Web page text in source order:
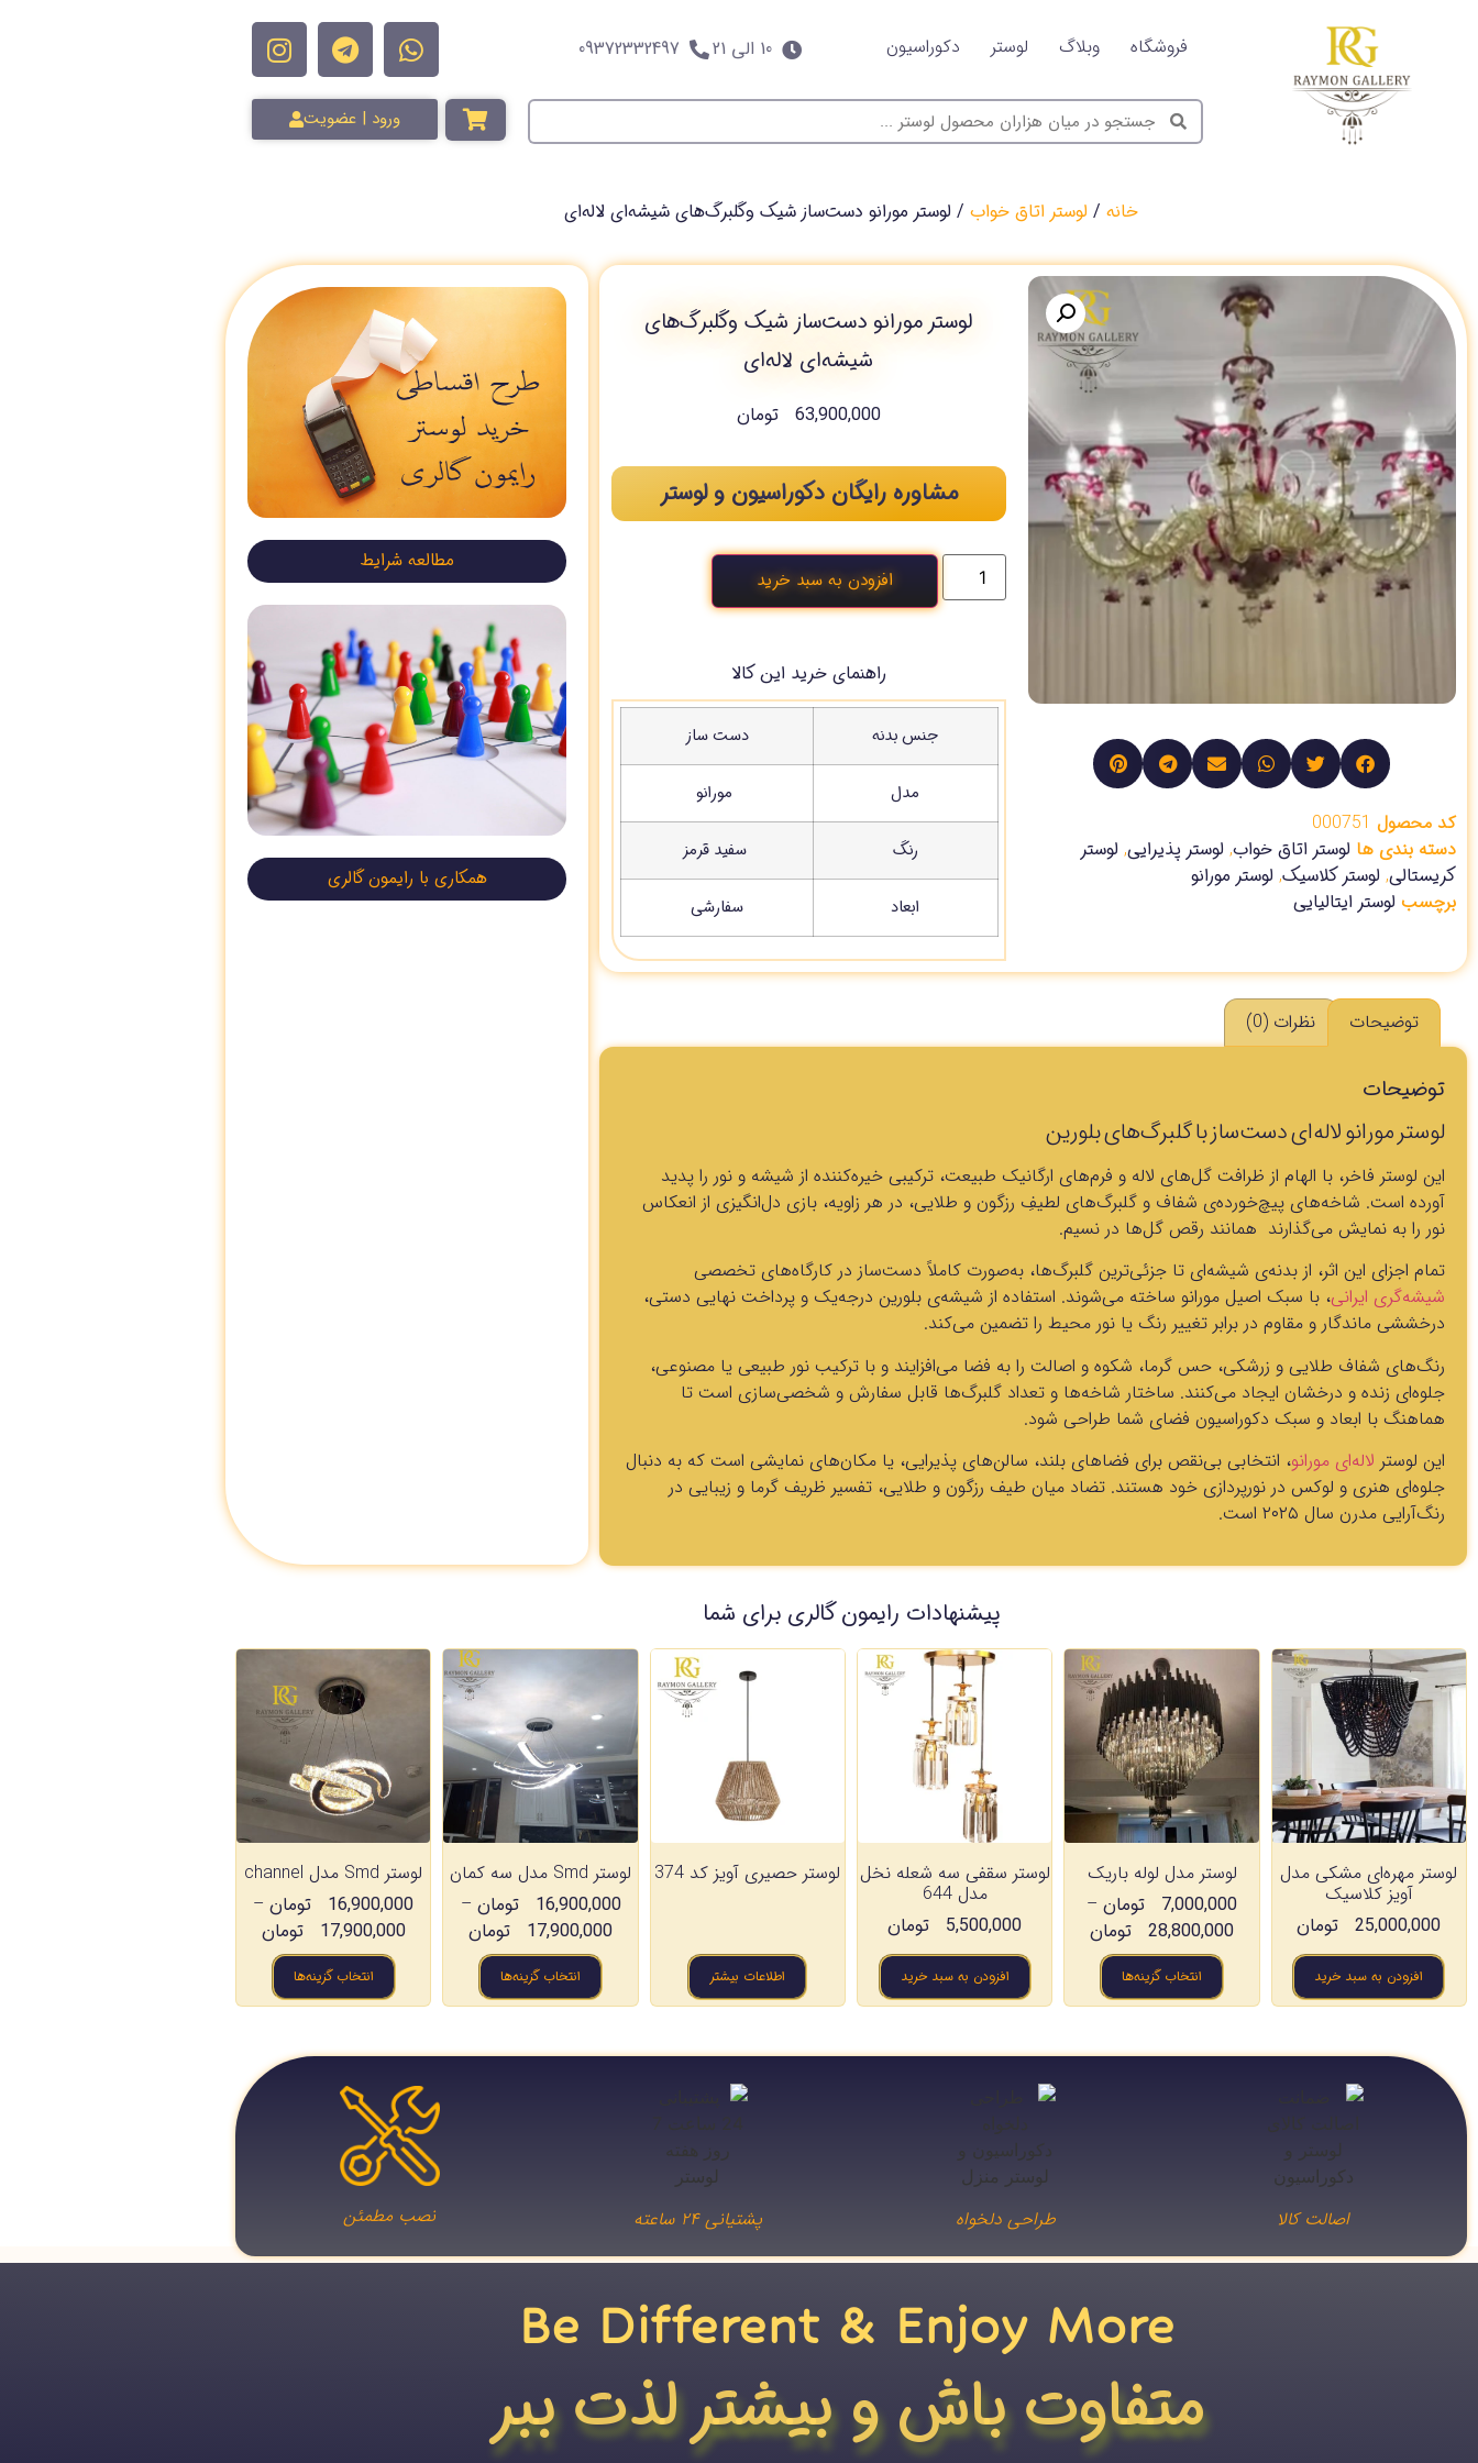
فروشگاه وبلاگ لوستر دکوراسیون 10 الی 21 09372332497
ورود | عضویت
خانه / لوستر اتاق خواب / لوستر مورانو دست‌ساز شیک وگلبرگ‌های شیشه‌ای لاله‌ای
کد محصول 000751
دسته بندی ها لوستر اتاق خواب, لوستر پذیرایی, لوستر
کریستالی, لوستر کلاسیک, لوستر مورانو
برچسب لوستر ایتالیایی
لوستر مورانو دست‌ساز شیک وگلبرگ‌های
شیشه‌ای لاله‌ای
63,900,000 تومان
مشاوره رایگان دکوراسیون و لوستر
افزودن به سبد خرید
راهنمای خرید این کالا
جنس بدنه دست ساز
مدل مورانو
رنگ سفید قرمز
ابعاد سفارشی
توضیحات نظرات (0)
توضیحات
لوستر مورانو لاله‌ای دست‌ساز با گلبرگ‌های بلورین
این لوستر فاخر، با الهام از ظرافت گل‌های لاله و فرم‌های ارگانیک طبیعت، ترکیبی خیره‌کننده از شیشه و نور را پدید
آورده است. شاخه‌های پیچ‌خورده‌ی شفاف و گلبرگ‌های لطیفِ رزگون و طلایی، در هر زاویه، بازی دل‌انگیزی از انعکاس
نور را به نمایش می‌گذارند همانند رقص گل‌ها در نسیم.
تمام اجزای این اثر، از بدنه‌ی شیشه‌ای تا جزئی‌ترین گلبرگ‌ها، به‌صورت کاملاً دست‌ساز در کارگاه‌های تخصصی
شیشه‌گری ایرانی، با سبک اصیل مورانو ساخته می‌شوند. استفاده از شیشه‌ی بلورین درجه‌یک و پرداخت نهایی دستی،
درخششی ماندگار و مقاوم در برابر تغییر رنگ یا نور محیط را تضمین می‌کند.
رنگ‌های شفاف طلایی و زرشکی، حس گرما، شکوه و اصالت را به فضا می‌افزایند و با ترکیب نور طبیعی یا مصنوعی،
جلوه‌ای زنده و درخشان ایجاد می‌کنند. ساختار شاخه‌ها و تعداد گلبرگ‌ها قابل سفارش و شخصی‌سازی است تا
هماهنگ با ابعاد و سبک دکوراسیون فضای شما طراحی شود.
این لوستر لاله‌ای مورانو، انتخابی بی‌نقص برای فضاهای بلند، سالن‌های پذیرایی، یا مکان‌های نمایشی است که به دنبال
جلوه‌ای هنری و لوکس در نورپردازی خود هستند. تضاد میان طیف رزگون و طلایی، تفسیر ظریف گرما و زیبایی در
رنگ‌آرایی مدرن سال ۲۰۲۵ است.
مطالعه شرایط
همکاری با رایمون گالری
پیشنهادات رایمون گالری برای شما
لوستر مهره‌ای مشکی مدل
آویز کلاسیک
25,000,000
تومان
افزودن به سبد خرید
لوستر مدل لوله باریک
7,000,000
تومان –
28,800,000 تومان
انتخاب گزینه‌ها
لوستر سقفی سه شعله نخل
مدل 644
5,500,000
تومان
افزودن به سبد خرید
لوستر حصیری آویز کد 374
اطلاعات بیشتر
لوستر Smd مدل سه کمان
16,900,000
تومان –
17,900,000
تومان
انتخاب گزینه‌ها
لوستر Smd مدل channel
16,900,000
تومان –
17,900,000
تومان
انتخاب گزینه‌ها
اصالت کالا طراحی دلخواه پشتیانی ۲۴ ساعته نصب مطمئن
Be Different & Enjoy More​
متفاوت باش و بیشتر لذت ببر